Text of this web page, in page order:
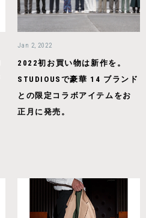
Jan 2, 2022
2022初お買い物は新作を。
STUDIOUSで豪華 14 ブランド
との限定コラボアイテムをお
正月に発売。